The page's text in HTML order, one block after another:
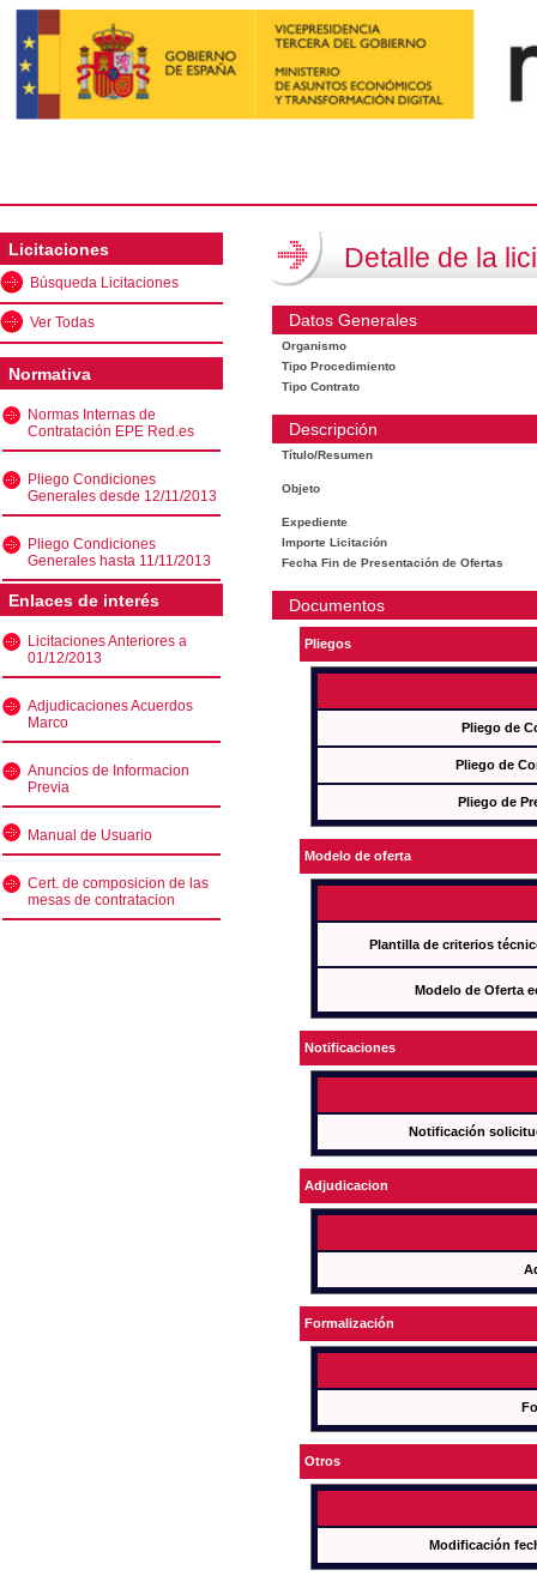
Licitaciones
Búsqueda Licitaciones
Ver Todas
Normativa
Normas Internas de
Contratación EPE Red.es
Pliego Condiciones
Generales desde 12/11/2013
Pliego Condiciones
Generales hasta 11/11/2013
Enlaces de interés
Licitaciones Anteriores a
01/12/2013
Adjudicaciones Acuerdos
Marco
Anuncios de Informacion
Previa
Manual de Usuario
Cert. de composicion de las
mesas de contratacion
Detalle de la
Datos Generales
Organismo
Tipo Procedimiento
Tipo Contrato
Descripción
Título/Resumen
Objeto
Expediente
Importe Licitación
Fecha Fin de Presentación de Ofertas
Documentos
Pliegos
Pliego de
Pliego de
Pliego de
Modelo de oferta
Plantilla de criterios
Modelo de Oferta
Notificaciones
Notificación
Adjudicacion
Formalización
Otros
Modificación